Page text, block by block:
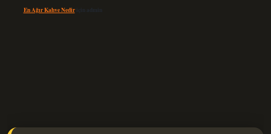
En Ağır Kahve Nediriçin admin